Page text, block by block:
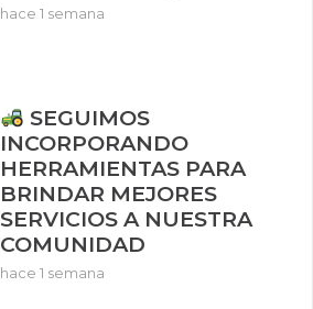
hace 1 semana
SEGUIMOS
INCORPORANDO
HERRAMIENTAS PARA
BRINDAR MEJORES
SERVICIOS A NUESTRA
COMUNIDAD
hace 1 semana